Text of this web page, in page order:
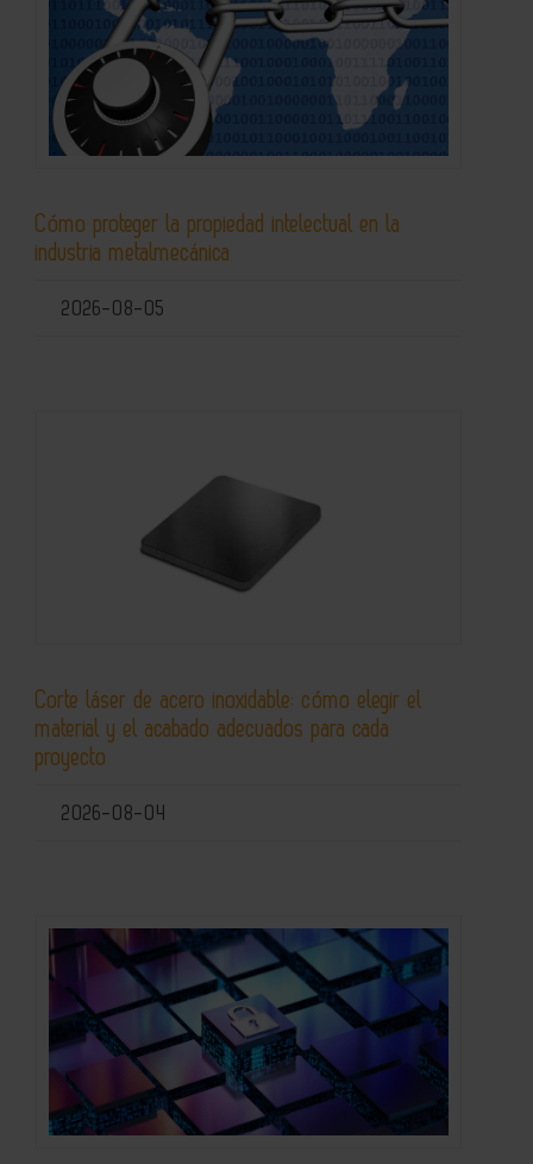
Cómo proteger la propiedad intelectual en la
industria metalmecánica
2026-08-05
Corte láser de acero inoxidable: cómo elegir el
material y el acabado adecuados para cada
proyecto
2026-08-04